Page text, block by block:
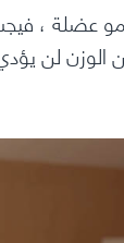
عضلة ،
الوزن لن